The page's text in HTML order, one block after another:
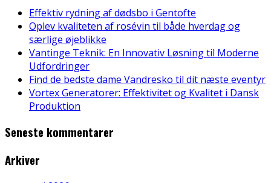
Effektiv rydning af dødsbo i Gentofte
Oplev kvaliteten af rosévin til både hverdag og
særlige øjeblikke
Vantinge Teknik: En Innovativ Løsning til Moderne
Udfordringer
Find de bedste dame Vandresko til dit næste eventyr
Vortex Generatorer: Effektivitet og Kvalitet i Dansk
Produktion
Seneste kommentarer
Arkiver